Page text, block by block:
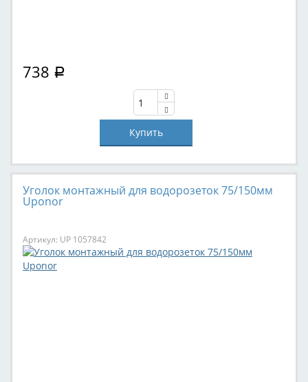
738 Р
Уголок монтажный для водорозеток 75/150мм
Uponor
Артикул: UP 1057842